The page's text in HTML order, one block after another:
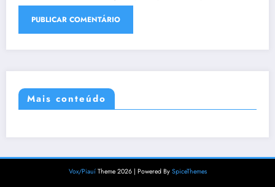
Mais conteúdo
Vox/Piauí Theme 2026 | Powered By SpiceThemes